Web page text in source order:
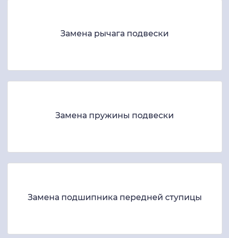
Замена рычага подвески
Замена пружины подвески
Замена подшипника передней ступицы